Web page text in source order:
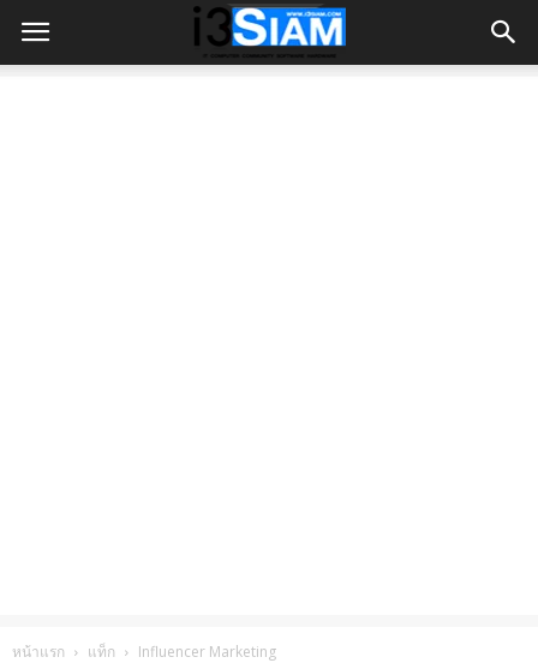
หน้าแรก แท็ก Influencer Marketing